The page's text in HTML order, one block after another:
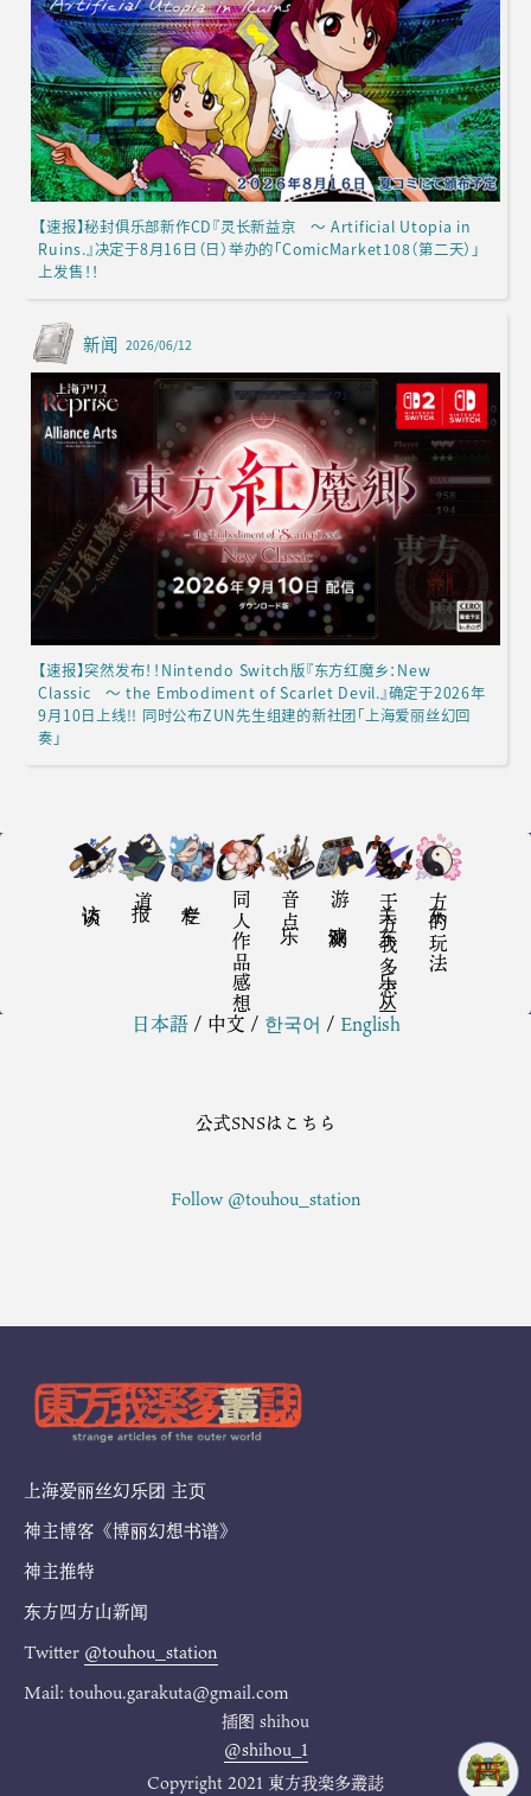
【速报】秘封俱乐部新作CD『灵长新益京 ～ Artificial Utopia in
Ruins.』决定于8月16日（日）举办的「ComicMarket108（第二天）」
上发售！！
新闻 2026/06/12
【速报】突然发布！！Nintendo Switch版『东方红魔乡：New
Classic ～ the Embodiment of Scarlet Devil.』确定于2026年
9月10日上线!! 同时公布ZUN先生组建的新社团「上海爱丽丝幻回
奏」
报道 同人作品感想 音乐点 游戏评测 关于东方我乐多丛志 东方的玩法
日本語 / 中文 / 한국어 / English
公式SNSはこちら
Follow @touhou_station
上海爱丽丝幻乐团 主页
神主博客《博丽幻想书谱》
神主推特
东方四方山新闻
Twitter @touhou_station
Mail: touhou.garakuta@gmail.com
插图 shihou
@shihou_1
Copyright 2021 東方我楽多叢誌